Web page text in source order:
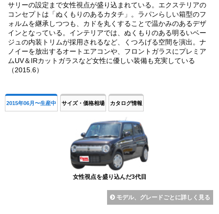
サリーの設定まで女性視点が盛り込まれている。エクステリアの
コンセプトは「ぬくもりのあるカタチ」。ラパンらしい箱型のフ
ォルムを継承しつつも、カドを丸くすることで温かみのあるデザ
インとなっている。インテリアでは、ぬくもりのある明るいベー
ジュの内装トリムが採用されるなど、くつろげる空間を演出。ナ
ノイーを放出するオートエアコンや、フロントガラスにプレミア
ムUV＆IRカットガラスなど女性に優しい装備も充実している
（2015.6）
2015年06月〜生産中 サイズ・価格相場 カタログ情報
女性視点を盛り込んだ3代目
モデル、グレードごとに詳しく見る